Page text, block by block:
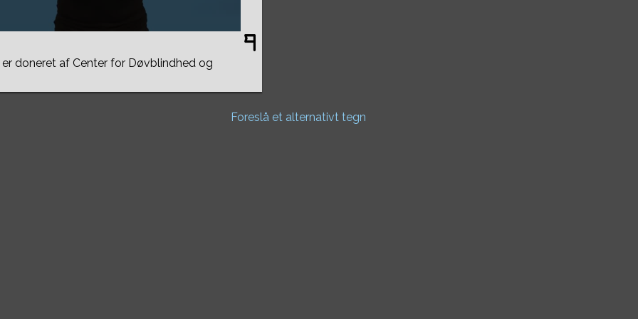
doneret af Center for Døvblindhed og
Foreslå et alternativt tegn